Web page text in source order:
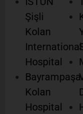
Şişli
Kolan
International
Hospital
Bayrampaşa
Kolan
Hospital